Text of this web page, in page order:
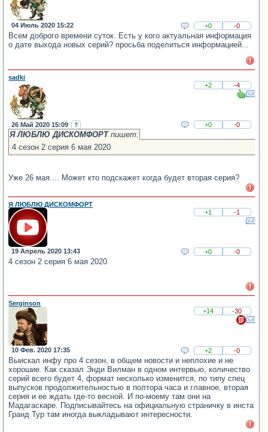
04 Июль 2020 15:22 +0 -0
Всем доброго времени суток. Есть у кого актуальная информация
о дате выхода новых серий? просьба поделиться информацией...
sadki
+2
-4
26 Май 2020 15:09 ⇑ +0 -0
Я ЛЮБЛЮ ДИСКОМФОРТпишет:
4 сезон 2 серия 6 мая 2020
Уже 26 мая.... Может кто подскажет когда будет вторая серия?
Я ЛЮБЛЮ ДИСКОМФОРТ
+1
-1
19 Апрель 2020 13:43 +0 -0
4 сезон 2 серия 6 мая 2020
Serginson
+14
-30
10 Фев. 2020 17:35 +2 -0
Выискал инфу про 4 сезон, в общем новости и неплохие и не
хорошие. Как сказал Энди Вилман в одном интервью, количество
серий всего будет 4, формат несколько изменится, по типу спец
выпусков продолжительностью в полтора часа и главное, вторая
серия и ее ждать где-то весной. И по-моему там они на
Мадагаскаре. Подписывайтесь на официальную страничку в инста
Гранд Тур там иногда выкладывают интересности.